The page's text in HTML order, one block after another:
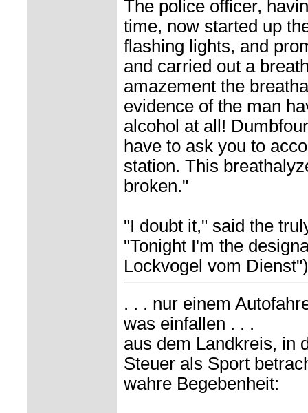
The police officer,
time, now started up
flashing lights, and
and carried out a
amazement the
evidence of the man
alcohol at all!
have to ask you to
station. This
broken."
"I doubt it," said the
"Tonight I'm the
Lockvogel vom
. . . nur einem
was einfallen . . .
aus dem Landkreis, in
Steuer als Sport
wahre Begebenheit: